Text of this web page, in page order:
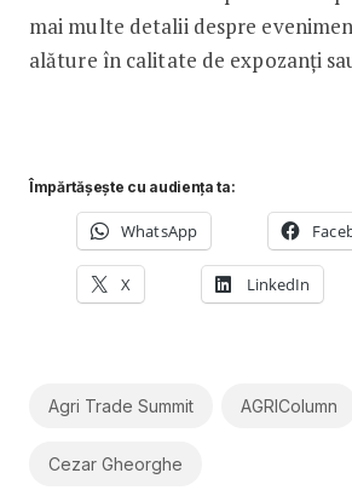
mai multe detalii despre
alăture în calitate de expozanți
Împărtășește cu audiența ta:
WhatsApp
X LinkedIn
Agri Trade Summit AGRIColumn
Cezar Gheorghe